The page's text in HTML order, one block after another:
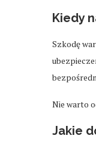
Kiedy
Szkodę
Nie warto
Jakie